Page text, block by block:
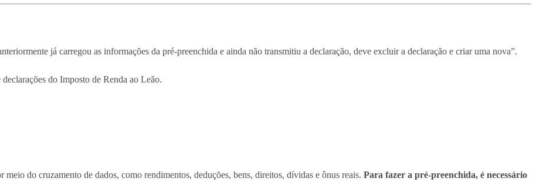
já carregou as informações da pré-preenchida e ainda não transmitiu a declaração, deve excluir a declaração e criar uma nova”.
do Imposto de Renda ao Leão.
do cruzamento de dados, como rendimentos, deduções, bens, direitos, dívidas e ônus reais. Para fazer a pré-preenchida, é necessário